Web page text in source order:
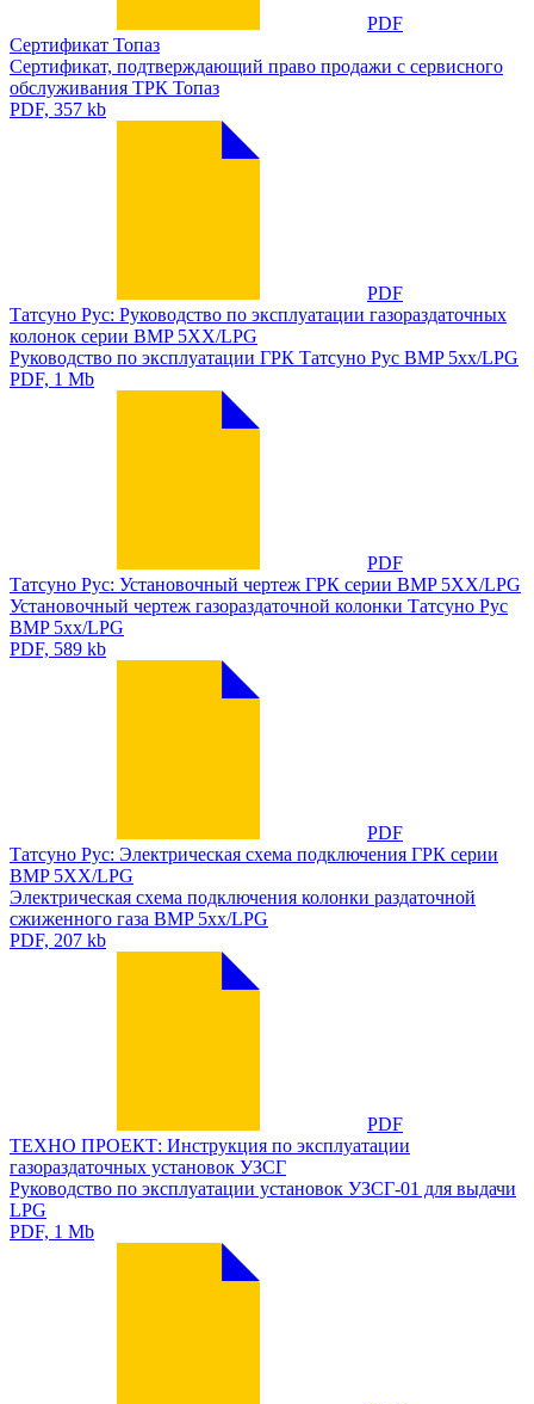
PDF
Сертификат Топаз
Сертификат, подтверждающий право продажи с сервисного
обслуживания ТРК Топаз
PDF, 357 kb
PDF
Татсуно Рус: Руководство по эксплуатации газораздаточных
колонок серии BMP 5XX/LPG
Руководство по эксплуатации ГРК Татсуно Рус BMP 5xx/LPG
PDF, 1 Mb
PDF
Татсуно Рус: Установочный чертеж ГРК серии BMP 5XX/LPG
Установочный чертеж газораздаточной колонки Татсуно Рус
BMP 5xx/LPG
PDF, 589 kb
PDF
Татсуно Рус: Электрическая схема подключения ГРК серии
BMP 5XX/LPG
Электрическая схема подключения колонки раздаточной
сжиженного газа BMP 5xx/LPG
PDF, 207 kb
PDF
ТЕХНО ПРОЕКТ: Инструкция по эксплуатации
газораздаточных установок УЗСГ
Руководство по эксплуатации установок УЗСГ-01 для выдачи
LPG
PDF, 1 Mb